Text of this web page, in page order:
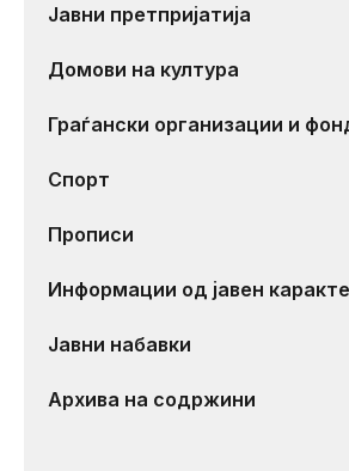
Јавни претпријатија
Домови на култура
Граѓански организации и
Спорт
Прописи
Информации од јавен
Јавни набавки
Архива на содржини